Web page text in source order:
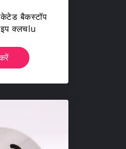
बैकस्टॉप
क्लचlu